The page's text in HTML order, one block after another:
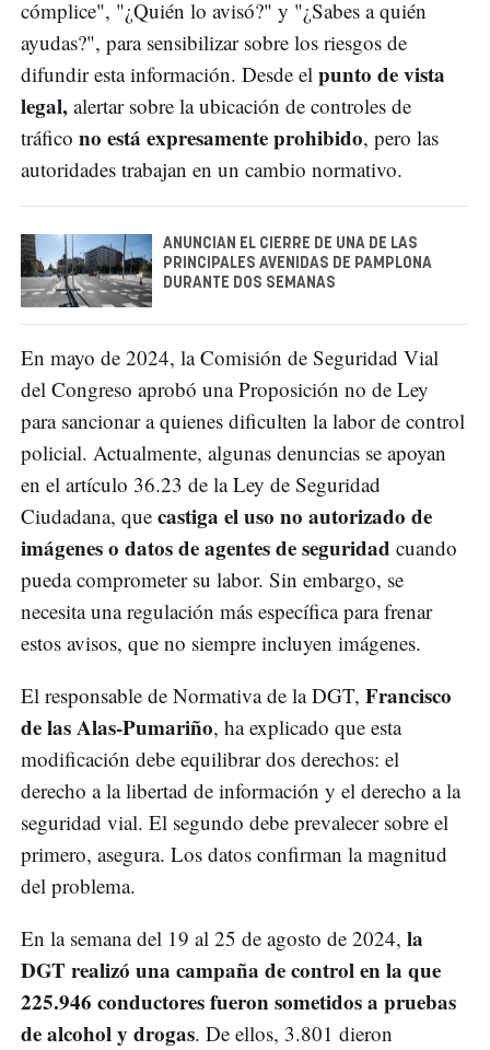
cómplice", "¿Quién lo avisó?" y "¿Sabes a quién
ayudas?", para sensibilizar sobre los riesgos de
difundir esta información. Desde el punto de vista
legal, alertar sobre la ubicación de controles de
tráfico no está expresamente prohibido, pero las
autoridades trabajan en un cambio normativo.
ANUNCIAN EL CIERRE DE UNA DE LAS
PRINCIPALES AVENIDAS DE PAMPLONA
DURANTE DOS SEMANAS
En mayo de 2024, la Comisión de Seguridad Vial
del Congreso aprobó una Proposición no de Ley
para sancionar a quienes dificulten la labor de control
policial. Actualmente, algunas denuncias se apoyan
en el artículo 36.23 de la Ley de Seguridad
Ciudadana, que castiga el uso no autorizado de
imágenes o datos de agentes de seguridad cuando
pueda comprometer su labor. Sin embargo, se
necesita una regulación más específica para frenar
estos avisos, que no siempre incluyen imágenes.
El responsable de Normativa de la DGT, Francisco
de las Alas-Pumariño, ha explicado que esta
modificación debe equilibrar dos derechos: el
derecho a la libertad de información y el derecho a la
seguridad vial. El segundo debe prevalecer sobre el
primero, asegura. Los datos confirman la magnitud
del problema.
En la semana del 19 al 25 de agosto de 2024, la
DGT realizó una campaña de control en la que
225.946 conductores fueron sometidos a pruebas
de alcohol y drogas. De ellos, 3.801 dieron